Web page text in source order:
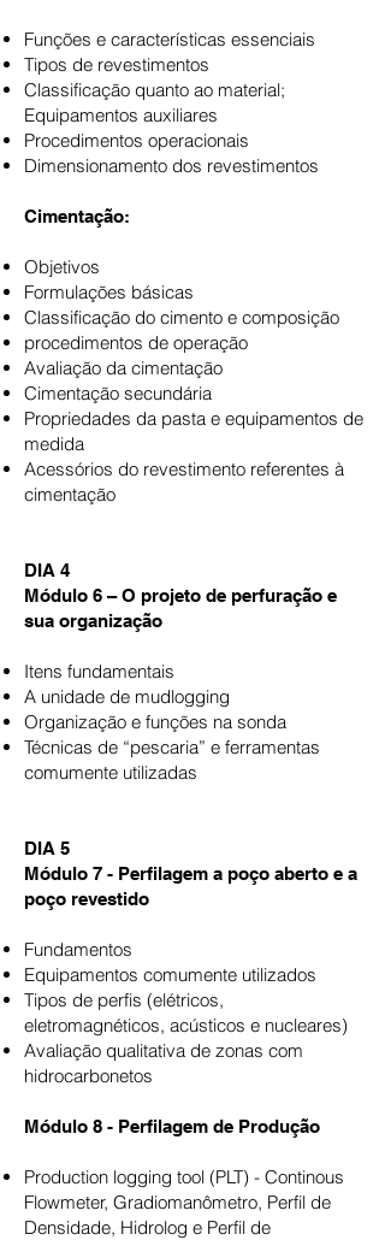
Funções e características essenciais
Tipos de revestimentos
Classificação quanto ao material;
Equipamentos auxiliares
Procedimentos operacionais
Dimensionamento dos revestimentos
Cimentação:
Objetivos
Formulações básicas
Classificação do cimento e composição
procedimentos de operação
Avaliação da cimentação
Cimentação secundária
Propriedades da pasta e equipamentos de
medida
Acessórios do revestimento referentes à
cimentação
DIA 4
Módulo 6 – O projeto de perfuração e
sua organização
Itens fundamentais
A unidade de mudlogging
Organização e funções na sonda
Técnicas de “pescaria” e ferramentas
comumente utilizadas
DIA 5
Módulo 7 - Perfilagem a poço aberto e a
poço revestido
Fundamentos
Equipamentos comumente utilizados
Tipos de perfis (elétricos,
eletromagnéticos, acústicos e nucleares)
Avaliação qualitativa de zonas com
hidrocarbonetos
Módulo 8 - Perfilagem de Produção
Production logging tool (PLT) - Continous
Flowmeter, Gradiomanômetro, Perfil de
Densidade, Hidrolog e Perfil de